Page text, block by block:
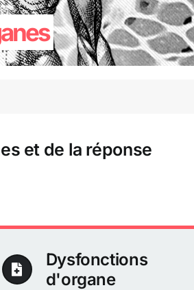
et de la réponse
Dysfonctions
d'organe